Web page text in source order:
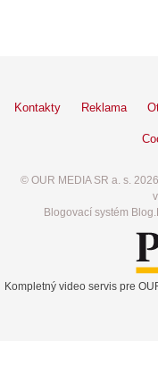
Kontakty Reklama
© OUR MEDIA SR a. s.
Blogovací systém
Kompletný video servis pre